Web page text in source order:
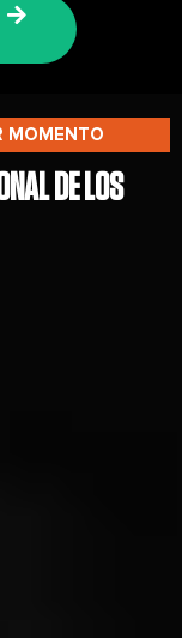
MOMENTO
DE LOS